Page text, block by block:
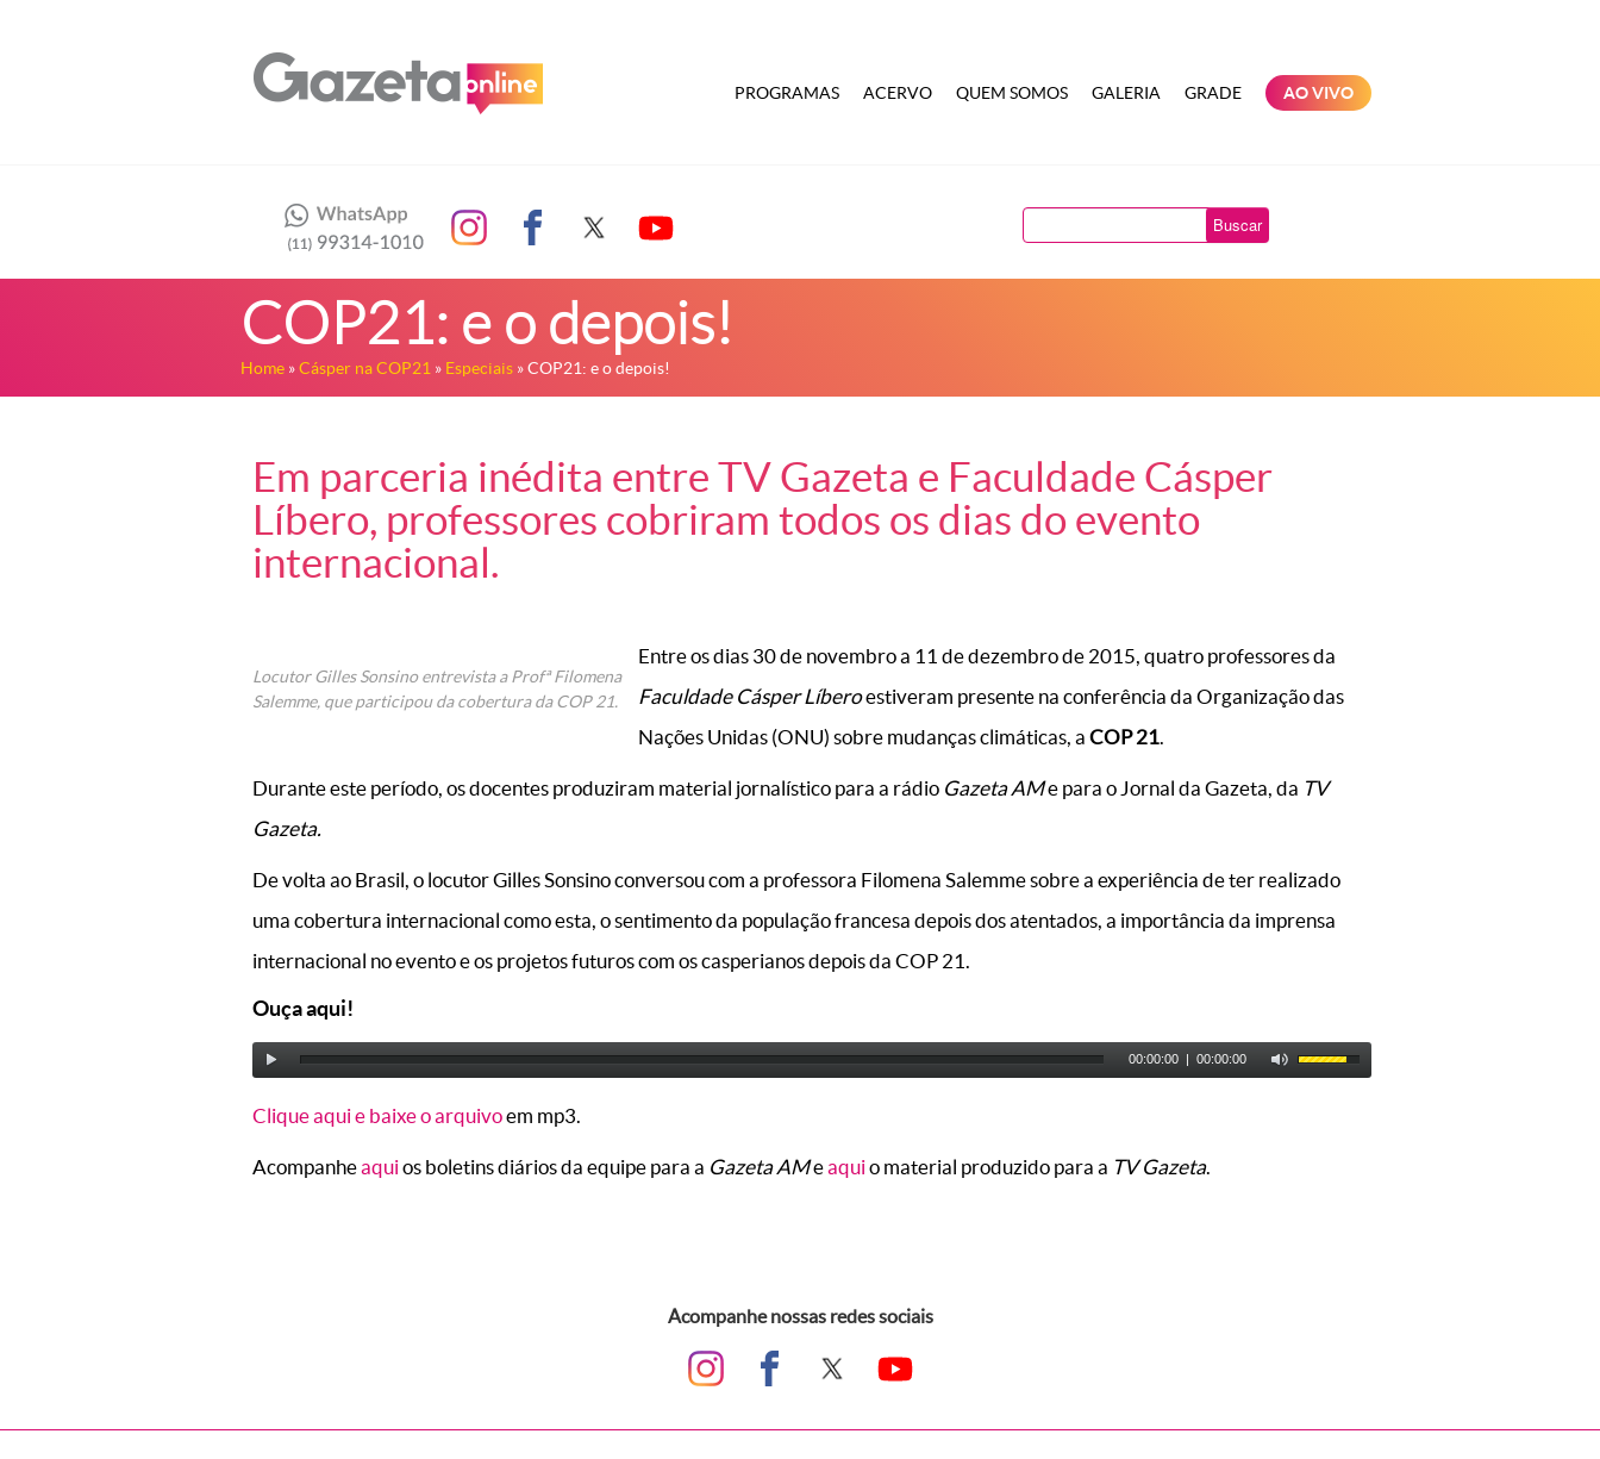
PROGRAMAS ACERVO QUEM SOMOS GALERIA GRADE AO VIVO
Buscar
COP21: e o depois!
Home »Cásper na COP21 » Especiais » COP21: e o depois!
Em parceria inédita entre TV Gazeta e Faculdade Cásper
Líbero, professores cobriram todos os dias do evento
internacional.
Locutor Gilles Sonsino entrevista a Profª Filomena
Salemme, que participou da cobertura da COP 21.
Entre os dias 30 de novembro a 11 de dezembro de 2015, quatro professores da
Faculdade Cásper Líberoestiveram presente na conferência da Organização das
Nações Unidas (ONU) sobre mudanças climáticas, aCOP 21.
Durante este período, os docentes produziram material jornalístico para a rádio Gazeta AMe para o Jornal da Gazeta, da TV
Gazeta.
De volta ao Brasil, o locutor Gilles Sonsino conversou com a professora Filomena Salemme sobre a experiência de ter realizado
uma cobertura internacional como esta, o sentimento da população francesa depois dos atentados, a importância da imprensa
internacional no evento e os projetos futuros com os casperianos depois da COP 21.
Ouça aqui!
00:00:00 | 00:00:00
Clique aqui e baixe o arquivoem mp3.
Acompanheaquios boletins diários da equipe para a Gazeta AMeaquio material produzido para a TV Gazeta.
Acompanhe nossas redes sociais